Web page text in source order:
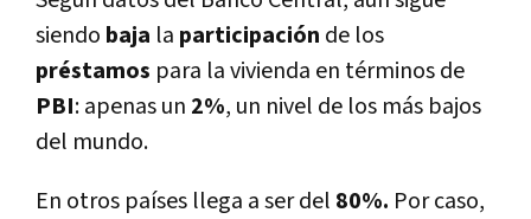
siendo baja la participación de los
préstamos para la vivienda en términos de
PBI: apenas un 2%, un nivel de los más bajos
del mundo.
En otros paí­ses llega a ser del 80%. Por caso,